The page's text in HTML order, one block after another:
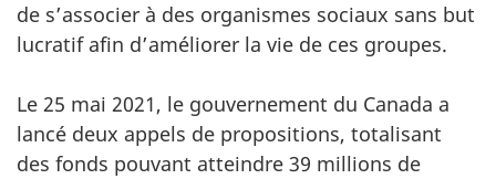
de s’associer à des organismes sociaux sans but
lucratif afin d’améliorer la vie de ces groupes.
Le 25 mai 2021, le gouvernement du Canada a
lancé deux appels de propositions, totalisant
des fonds pouvant atteindre 39 millions de